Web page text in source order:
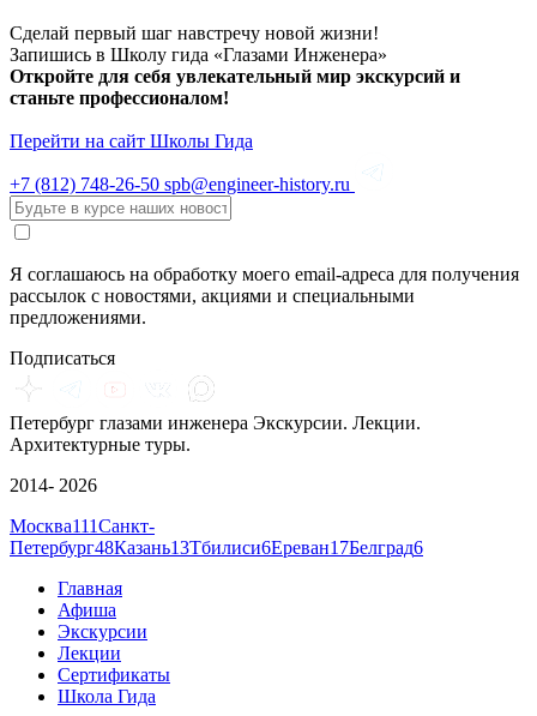
Сделай первый шаг навстречу новой жизни!
Запишись в Школу гида «Глазами Инженера»
Откройте для себя увлекательный мир экскурсий и
станьте профессионалом!
Перейти на сайт Школы Гида
+7 (812) 748-26-50 spb@engineer-history.ru
Я соглашаюсь на обработку моего email-адреса для получения
рассылок с новостями, акциями и специальными
предложениями.
Подписаться
Петербург глазами инженера Экскурсии. Лекции.
Архитектурные туры.
2014- 2026
Москва111Санкт-
Петербург48Казань13Тбилиси6Ереван17Белград6
Главная
Афиша
Экскурсии
Лекции
Сертификаты
Школа Гида